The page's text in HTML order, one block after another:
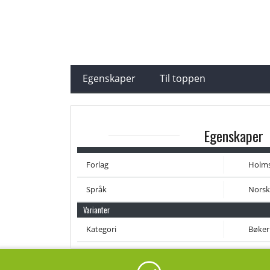
Egenskaper Til toppen
Egenskaper
Forlag
Språk Norsk
Varianter
Kategori Bøker